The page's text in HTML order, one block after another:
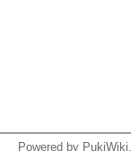
Powered by PukiWiki.